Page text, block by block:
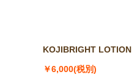
KOJIBRIGHT LOTION
￥6,000(税別)